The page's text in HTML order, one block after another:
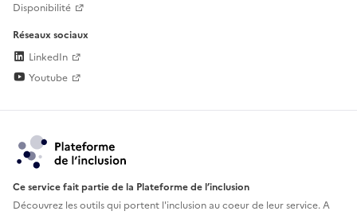
Disponibilité
Réseaux sociaux
LinkedIn
Youtube
Ce service fait partie de la Plateforme de l’inclusion
Découvrez les outils qui portent l'inclusion aucoeur de leur service. A